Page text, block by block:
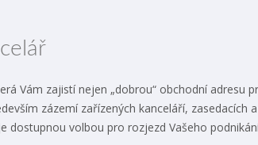
Vám zajistí nejen „dobrou“ obchodní adresu
zázemí zařízených kanceláří, zasedacích
dostupnou volbou pro rozjezd Vašeho